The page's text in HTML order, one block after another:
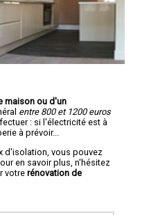
maison ou d'un
entre 800 et 1200 euros
: si l'électricité est à
à prévoir...
d'isolation, vous pouvez
en savoir plus, n'hésitez
votre rénovation de